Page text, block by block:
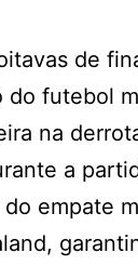
de
futebol
na
a
empate